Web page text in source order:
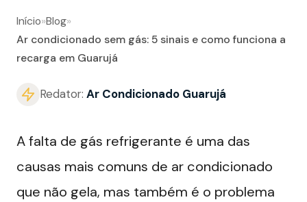
Início»Blog»
Ar condicionado sem gás: 5 sinais e como funciona a
recarga em Guarujá
Redator: Ar Condicionado Guarujá
A falta de gás refrigerante é uma das
causas mais comuns de ar condicionado
que não gela, mas também é o problema